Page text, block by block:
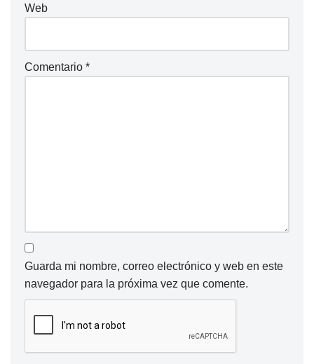
Web
Comentario *
Guarda mi nombre, correo electrónico y web en este
navegador para la próxima vez que comente.